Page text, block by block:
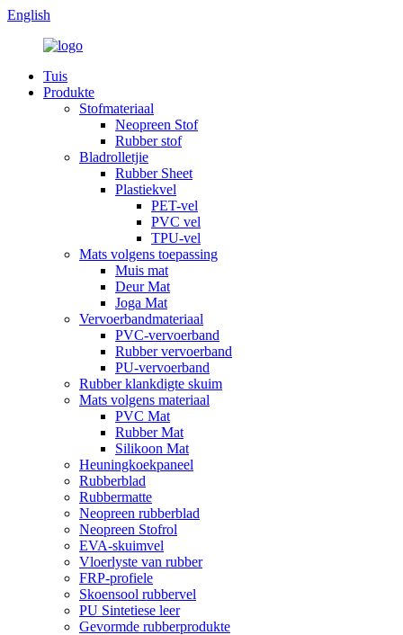
English
Tuis
Produkte
Stofmateriaal
Neopreen Stof
Rubber stof
Bladrolletjie
Rubber Sheet
Plastiekvel
PET-vel
PVC vel
TPU-vel
Mats volgens toepassing
Muis mat
Deur Mat
Joga Mat
Vervoerbandmateriaal
PVC-vervoerband
Rubber vervoerband
PU-vervoerband
Rubber klankdigte skuim
Mats volgens materiaal
PVC Mat
Rubber Mat
Silikoon Mat
Heuningkoekpaneel
Rubberblad
Rubbermatte
Neopreen rubberblad
Neopreen Stofrol
EVA-skuimvel
Vloerlyste van rubber
FRP-profiele
Skoensool rubbervel
PU Sintetiese leer
Gevormde rubberprodukte